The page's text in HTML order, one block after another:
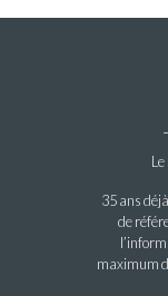
35 ans
de
maximum